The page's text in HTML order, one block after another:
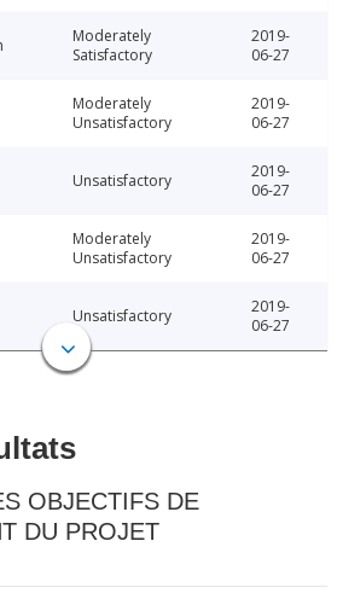
Moderately
Satisfactory
2019-
06-27
Moderately
Unsatisfactory
2019-
06-27
Unsatisfactory
2019-
06-27
Moderately
Unsatisfactory
2019-
06-27
Unsatisfactory
2019-
06-27
OBJECTIFS DE
DU PROJET